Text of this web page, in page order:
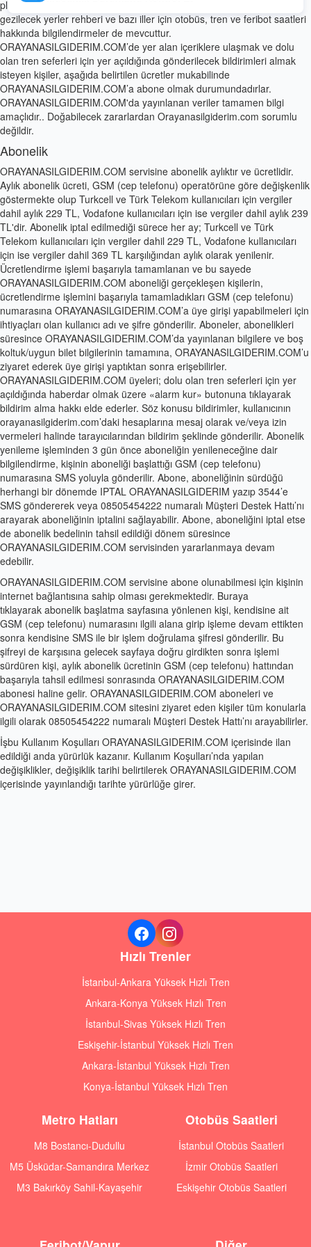
platformdur. Ayrıca platform içerisinde Türkiye’nin pek çok ilinde
gezilecek yerler rehberi ve bazı iller için otobüs, tren ve feribot saatleri
hakkında bilgilendirmeler de mevcuttur.
ORAYANASILGIDERIM.COM’de yer alan içeriklere ulaşmak ve dolu
olan tren seferleri için yer açıldığında gönderilecek bildirimleri almak
isteyen kişiler, aşağıda belirtilen ücretler mukabilinde
ORAYANASILGIDERIM.COM’a abone olmak durumundadırlar.
ORAYANASILGIDERIM.COM'da yayınlanan veriler tamamen bilgi
amaçlıdır.. Doğabilecek zararlardan Orayanasilgiderim.com sorumlu
değildir.
Abonelik
ORAYANASILGIDERIM.COM servisine abonelik aylıktır ve ücretlidir.
Aylık abonelik ücreti, GSM (cep telefonu) operatörüne göre değişkenlik
göstermekte olup Turkcell ve Türk Telekom kullanıcıları için vergiler
dahil aylık 229 TL, Vodafone kullanıcıları için ise vergiler dahil aylık 239
TL'dir. Abonelik iptal edilmediği sürece her ay; Turkcell ve Türk
Telekom kullanıcıları için vergiler dahil 229 TL, Vodafone kullanıcıları
için ise vergiler dahil 369 TL karşılığından aylık olarak yenilenir.
Ücretlendirme işlemi başarıyla tamamlanan ve bu sayede
ORAYANASILGIDERIM.COM aboneliği gerçekleşen kişilerin,
ücretlendirme işlemini başarıyla tamamladıkları GSM (cep telefonu)
numarasına ORAYANASILGIDERIM.COM’a üye girişi yapabilmeleri için
ihtiyaçları olan kullanıcı adı ve şifre gönderilir. Aboneler, abonelikleri
süresince ORAYANASILGIDERIM.COM’da yayınlanan bilgilere ve boş
koltuk/uygun bilet bilgilerinin tamamına, ORAYANASILGIDERIM.COM’u
ziyaret ederek üye girişi yaptıktan sonra erişebilirler.
ORAYANASILGIDERIM.COM üyeleri; dolu olan tren seferleri için yer
açıldığında haberdar olmak üzere «alarm kur» butonuna tıklayarak
bildirim alma hakkı elde ederler. Söz konusu bildirimler, kullanıcının
orayanasilgiderim.com’daki hesaplarına mesaj olarak ve/veya izin
vermeleri halinde tarayıcılarından bildirim şeklinde gönderilir. Abonelik
yenileme işleminden 3 gün önce aboneliğin yenileneceğine dair
bilgilendirme, kişinin aboneliği başlattığı GSM (cep telefonu)
numarasına SMS yoluyla gönderilir. Abone, aboneliğinin sürdüğü
herhangi bir dönemde IPTAL ORAYANASILGIDERIM yazıp 3544’e
SMS göndererek veya 08505454222 numaralı Müşteri Destek Hattı’nı
arayarak aboneliğinin iptalini sağlayabilir. Abone, aboneliğini iptal etse
de abonelik bedelinin tahsil edildiği dönem süresince
ORAYANASILGIDERIM.COM servisinden yararlanmaya devam
edebilir.
ORAYANASILGIDERIM.COM servisine abone olunabilmesi için kişinin
internet bağlantısına sahip olması gerekmektedir. Buraya
tıklayarak abonelik başlatma sayfasına yönlenen kişi, kendisine ait
GSM (cep telefonu) numarasını ilgili alana girip işleme devam ettikten
sonra kendisine SMS ile bir işlem doğrulama şifresi gönderilir. Bu
şifreyi de karşısına gelecek sayfaya doğru girdikten sonra işlemi
sürdüren kişi, aylık abonelik ücretinin GSM (cep telefonu) hattından
başarıyla tahsil edilmesi sonrasında ORAYANASILGIDERIM.COM
abonesi haline gelir. ORAYANASILGIDERIM.COM aboneleri ve
ORAYANASILGIDERIM.COM sitesini ziyaret eden kişiler tüm konularla
ilgili olarak 08505454222 numaralı Müşteri Destek Hattı’nı arayabilirler.
İşbu Kullanım Koşulları ORAYANASILGIDERIM.COM içerisinde ilan
edildiği anda yürürlük kazanır. Kullanım Koşulları’nda yapılan
değişiklikler, değişiklik tarihi belirtilerek ORAYANASILGIDERIM.COM
içerisinde yayınlandığı tarihte yürürlüğe girer.
Hızlı Trenler
İstanbul-Ankara Yüksek Hızlı Tren
Ankara-Konya Yüksek Hızlı Tren
İstanbul-Sivas Yüksek Hızlı Tren
Eskişehir-İstanbul Yüksek Hızlı Tren
Ankara-İstanbul Yüksek Hızlı Tren
Konya-İstanbul Yüksek Hızlı Tren
Metro Hatları
M8 Bostancı-Dudullu
M5 Üsküdar-Samandıra Merkez
M3 Bakırköy Sahil-Kayaşehir
Otobüs Saatleri
İstanbul Otobüs Saatleri
İzmir Otobüs Saatleri
Eskişehir Otobüs Saatleri